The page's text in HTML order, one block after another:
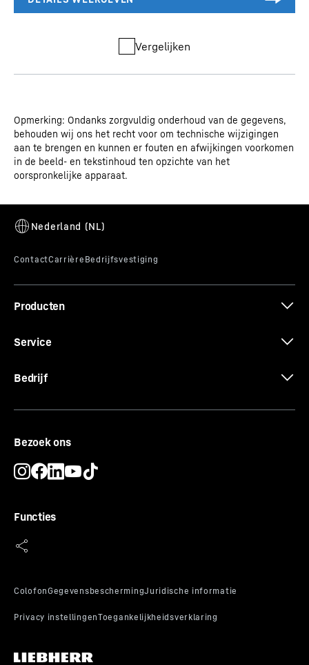
Vergelijken
Opmerking: Ondanks zorgvuldig onderhoud van de gegevens,
behouden wij ons het recht voor om technische wijzigingen
aan te brengen en kunnen er fouten en afwijkingen voorkomen
in de beeld- en tekstinhoud ten opzichte van het
oorspronkelijke apparaat.
Producten
Service
Bedrijf
Bezoek ons
Functies